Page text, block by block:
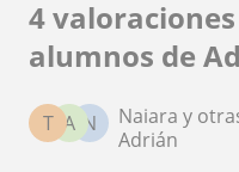
4
alumnos de
N
A
T
Naiara y
Adrián